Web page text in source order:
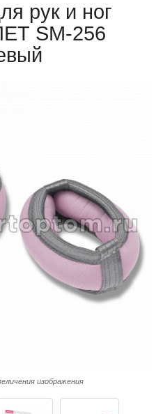
рук и ног
SM-256
изображения